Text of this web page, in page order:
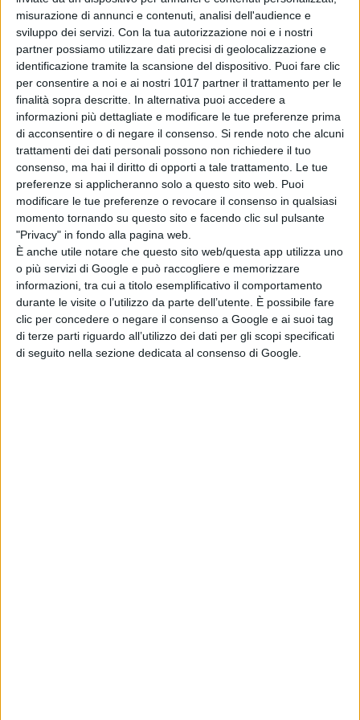
misurazione di annunci e contenuti, analisi dell'audience e
sviluppo dei servizi. Con la tua autorizzazione noi e i nostri
partner possiamo utilizzare dati precisi di geolocalizzazione e
identificazione tramite la scansione del dispositivo. Puoi fare clic
per consentire a noi e ai nostri 1017 partner il trattamento per le
finalità sopra descritte. In alternativa puoi accedere a
informazioni più dettagliate e modificare le tue preferenze prima
di acconsentire o di negare il consenso. Si rende noto che alcuni
trattamenti dei dati personali possono non richiedere il tuo
consenso, ma hai il diritto di opporti a tale trattamento. Le tue
preferenze si applicheranno solo a questo sito web. Puoi
modificare le tue preferenze o revocare il consenso in qualsiasi
momento tornando su questo sito e facendo clic sul pulsante
"Privacy" in fondo alla pagina web.
È anche utile notare che questo sito web/questa app utilizza uno
o più servizi di Google e può raccogliere e memorizzare
informazioni, tra cui a titolo esemplificativo il comportamento
durante le visite o l’utilizzo da parte dell’utente. È possibile fare
clic per concedere o negare il consenso a Google e ai suoi tag
di terze parti riguardo all’utilizzo dei dati per gli scopi specificati
di seguito nella sezione dedicata al consenso di Google.
500 dollaried è stato rilasciato.
Per conoscere quindi le sorti diEzra
Miller non resta che attendere e
come sempre vi terremo aggiornati.
© Riproduzione Riservata
PubblicatoAprile 7, 2022 in
News cinema e film
daEmanuela Giuliani
Tag: